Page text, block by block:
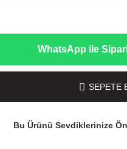
WhatsApp ile
SEPETE
Bu Ürünü Sevdiklerinize